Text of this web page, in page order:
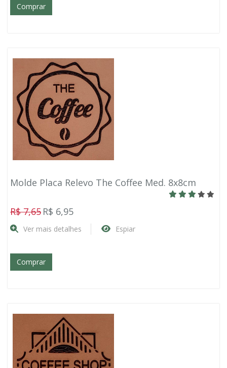
Comprar
Molde Placa Relevo The Coffee Med. 8x8cm
R$ 7,65 R$ 6,95
Ver mais detalhes Espiar
Comprar